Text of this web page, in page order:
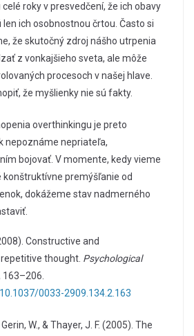
celé roky v presvedčení, že ich obavy
len ich osobnostnou črtou. Často si
že skutočný zdroj nášho utrpenia
z vonkajšieho sveta, ale môže
procesoch v našej hlave.
že myšlienky nie sú fakty.
overthinkingu je preto
nepoznáme nepriateľa,
bojovať. V momente, kedy vieme
konštruktívne premýšľanie od
dokážeme stav nadmerného
Constructive and
thought. Psychological
163–206.
0033-2909.134.2.163
W., & Thayer, J. F. (2005). The